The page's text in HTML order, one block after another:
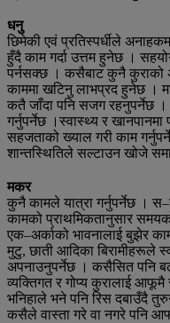
धनु
छिमेकी एवं प्रतिस्पर्धीले
हुँदै काम गर्दा उत्तम हुनेछ ।
पर्नसक्छ । कसैबाट कुनै कुराको
काममा खटिनु लाभप्रद हुनेछ ।
कतै जाँदा पनि सजग रहनुपर्नेछ ।
गर्नुपर्नेछ ।स्वास्थ्य र
सहजताको ख्याल गरी काम
शान्तस्थितिले सल्टाउन खोजे
मकर
कुनै कामले यात्रा गर्नुपर्नेछ ।
कामको प्राथमिकतानुसार
एक–अर्काको भावनालाई बुझेर
मुटु, छाती आदिका बिरामीहरूले
अपनाउनुपर्नेछ । कसैसित पनि
व्यक्तिगत र गोप्य कुरालाई
भनिहाले भने पनि रिस दबाउँदै
कसैले वास्ता गरे वा नगरे पनि